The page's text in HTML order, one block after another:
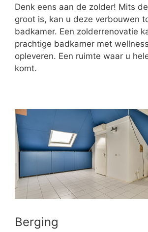
Denk eens aan de zolder! Mits
groot is, kan u deze verbouwen
badkamer. Een zolderrenovatie
prachtige badkamer met
opleveren. Een ruimte waar u
komt.
Berging